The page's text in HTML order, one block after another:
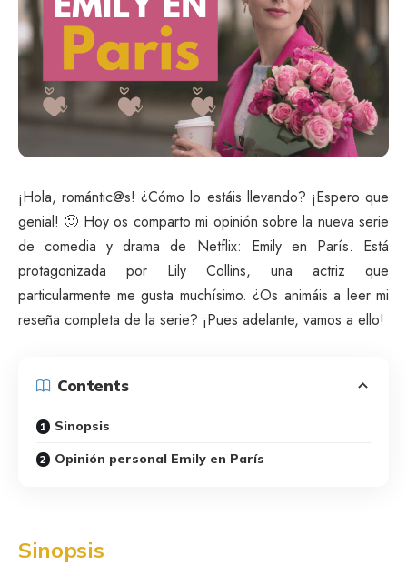
¡Hola, romántic@s! ¿Cómo lo estáis llevando? ¡Espero que
genial! 🙂 Hoy os comparto mi opinión sobre la nueva serie
de comedia y drama de Netflix: Emily en París. Está
protagonizada por Lily Collins, una actriz que
particularmente me gusta muchísimo. ¿Os animáis a leer mi
reseña completa de la serie? ¡Pues adelante, vamos a ello!
Contents
Sinopsis
Opinión personal Emily en París
Sinopsis